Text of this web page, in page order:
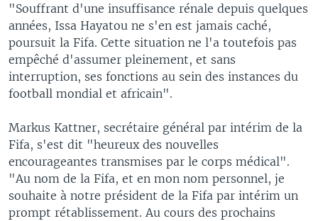
"Souffrant d'une insuffisance rénale depuis quelques
années, Issa Hayatou ne s'en est jamais caché,
poursuit la Fifa. Cette situation ne l'a toutefois pas
empêché d'assumer pleinement, et sans
interruption, ses fonctions au sein des instances du
football mondial et africain".
Markus Kattner, secrétaire général par intérim de la
Fifa, s'est dit "heureux des nouvelles
encourageantes transmises par le corps médical".
"Au nom de la Fifa, et en mon nom personnel, je
souhaite à notre président de la Fifa par intérim un
prompt rétablissement. Au cours des prochains